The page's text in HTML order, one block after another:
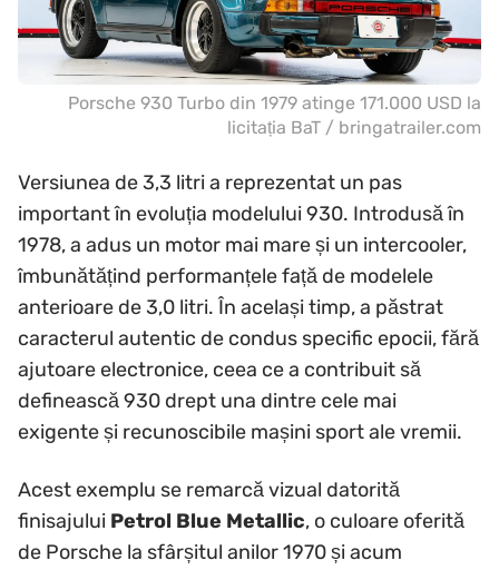
Porsche 930 Turbo din 1979 atinge 171.000 USD la
licitația BaT / bringatrailer.com
Versiunea de 3,3 litri a reprezentat un pas
important în evoluția modelului 930. Introdusă în
1978, a adus un motor mai mare și un intercooler,
îmbunătățind performanțele față de modelele
anterioare de 3,0 litri. În același timp, a păstrat
caracterul autentic de condus specific epocii, fără
ajutoare electronice, ceea ce a contribuit să
definească 930 drept una dintre cele mai
exigente și recunoscibile mașini sport ale vremii.
Acest exemplu se remarcă vizual datorită
finisajului Petrol Blue Metallic, o culoare oferită
de Porsche la sfârșitul anilor 1970 și acum